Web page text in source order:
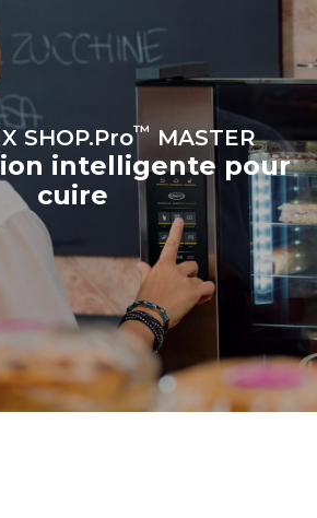
an) :
de
SHOP.Pro™ MASTER
intelligente pour
cuire